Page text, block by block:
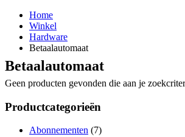
Home
Winkel
Hardware
Betaalautomaat
Betaalautomaat
Geen producten gevonden die aan je
Productcategorieën
Abonnementen (7)